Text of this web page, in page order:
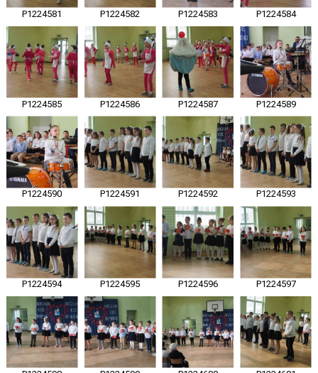
P1224581 P1224582 P1224583 P1224584
P1224585 P1224586 P1224587 P1224589
P1224590 P1224591 P1224592 P1224593
P1224594 P1224595 P1224596 P1224597